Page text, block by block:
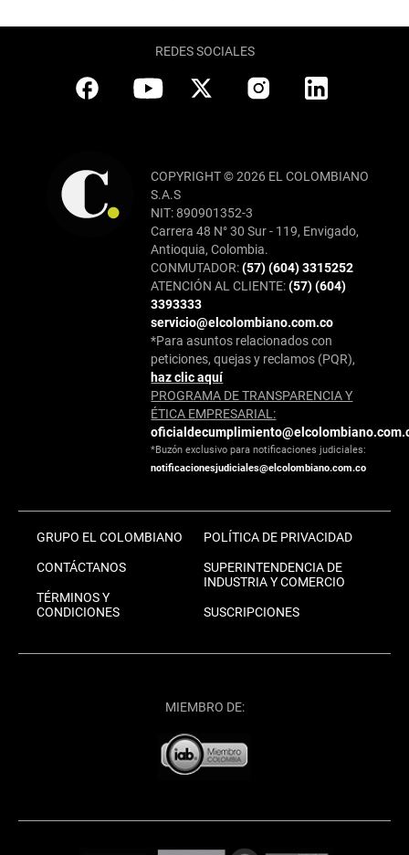
REDES SOCIALES
COPYRIGHT © 2026 EL COLOMBIANO
S.A.S
NIT: 890901352-3
Carrera 48 N° 30 Sur - 119, Envigado,
Antioquia, Colombia.
CONMUTADOR:(57) (604) 3315252
ATENCIÓN AL CLIENTE:(57) (604)
3393333
servicio@elcolombiano.com.co
*Para asuntos relacionados con
peticiones, quejas y reclamos (PQR),
haz clic aquí
PROGRAMA DE TRANSPARENCIA Y
ÉTICA EMPRESARIAL:
*Buzón exclusivo para notificaciones judiciales:
notificacionesjudiciales@elcolombiano.com.co
GRUPO EL COLOMBIANO
CONTÁCTANOS
TÉRMINOS Y
CONDICIONES
POLÍTICA DE PRIVACIDAD
SUPERINTENDENCIA DE
INDUSTRIA Y COMERCIO
SUSCRIPCIONES
MIEMBRO DE: